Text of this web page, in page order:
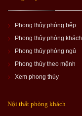
Phong thủy phòng bếp
Phong thủy phòng khách
Phong thủy phòng ngủ
Phong thủy theo mệnh
Xem phong thủy
Nội thất phòng khách